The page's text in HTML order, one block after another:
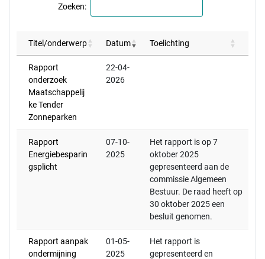
Zoeken:
Titel/onderwerp Datum Toelichting
Rapport
onderzoek
Maatschappelij
ke Tender
Zonneparken
22-04-
2026
Rapport
Energiebesparin
gsplicht
07-10-
2025
Het rapport is op 7
oktober 2025
gepresenteerd aan de
commissie Algemeen
Bestuur. De raad heeft op
30 oktober 2025 een
besluit genomen.
Rapport aanpak
ondermijning
01-05-
2025
Het rapport is
gepresenteerd en